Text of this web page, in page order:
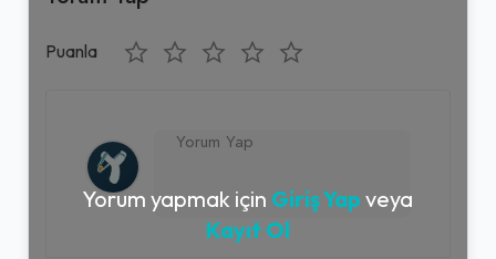
Puanla
Yorum yapmak için Giriş Yap veya
Kayıt Ol